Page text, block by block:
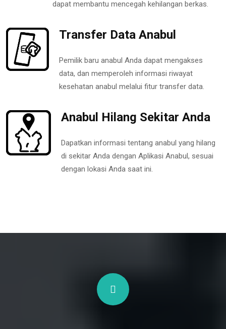
dapat membantu mencegah kehilangan berkas.
Transfer Data Anabul
Pemilik baru anabul Anda dapat mengakses
data, dan memperoleh informasi riwayat
kesehatan anabul melalui fitur transfer data.
Anabul Hilang Sekitar Anda
Dapatkan informasi tentang anabul yang hilang
di sekitar Anda dengan Aplikasi Anabul, sesuai
dengan lokasi Anda saat ini.